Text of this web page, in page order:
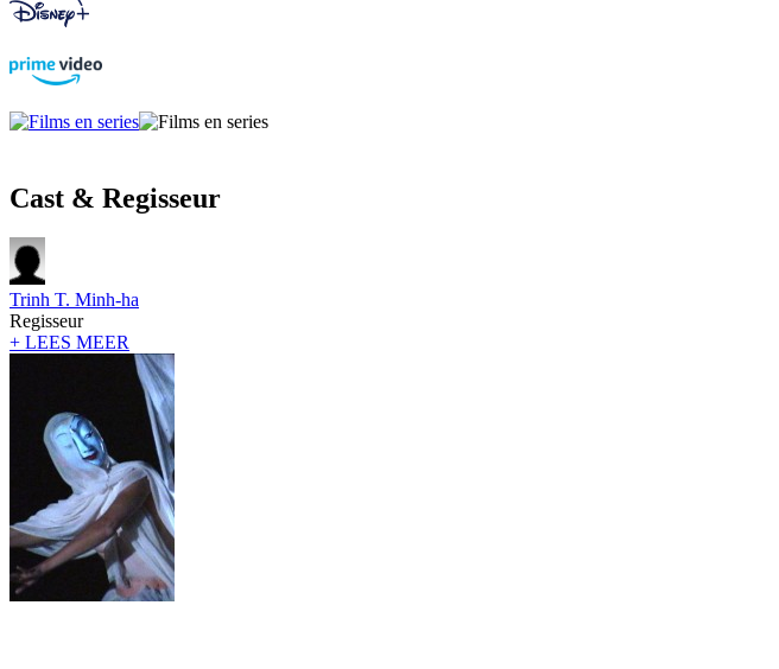
Cast & Regisseur
Trinh T. Minh-ha
Regisseur
+ LEES MEER